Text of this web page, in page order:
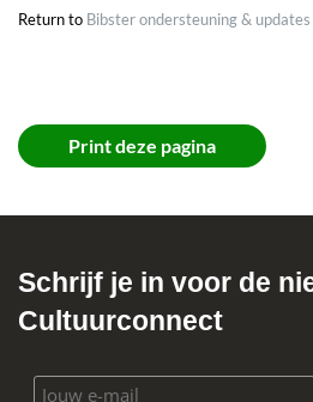
Krantenarchief linken
Terugknop in de browser gooit
Scores in het spel
Return to Bibster ondersteuning & updates
Print deze pagina
Schrijf je in voor de
Cultuurconnect